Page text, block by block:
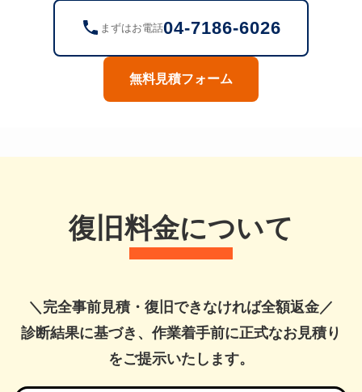
まずはお電話04-7186-6026
無料見積フォーム
復旧料金について
＼完全事前見積・復旧できなければ全額返金／
診断結果に基づき、作業着手前に正式なお見積り
をご提示いたします。